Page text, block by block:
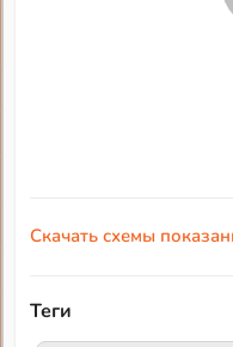
Скачать схемы
Теги